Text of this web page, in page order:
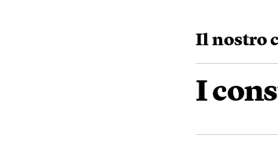
Il nostro
I